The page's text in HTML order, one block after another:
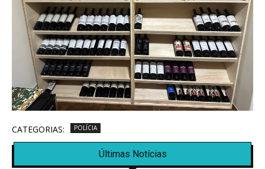
CATEGORIAS: POLÍCIA
Últimas Notícias